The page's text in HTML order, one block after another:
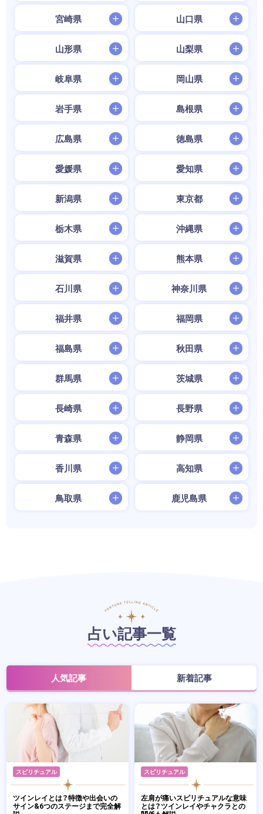
宮崎県 山口県
山形県 山梨県
岐阜県 岡山県
岩手県 島根県
広島県 徳島県
愛媛県 愛知県
新潟県 東京都
栃木県 沖縄県
滋賀県 熊本県
石川県 神奈川県
福井県 福岡県
福島県 秋田県
群馬県 茨城県
長崎県 長野県
青森県 静岡県
香川県 高知県
鳥取県 鹿児島県
占い記事一覧
人気記事 新着記事
スピリチュアル
ツインレイとは？特徴や出会いの
サイン&6つのステージまで完全解
スピリチュアル
左肩が痛いスピリチュアルな意味
とは？ツインレイやチャクラとの